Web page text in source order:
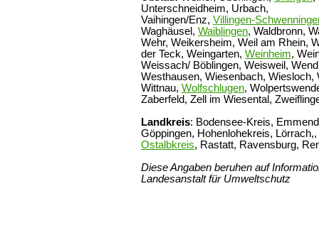
Unterschneidheim, Urbach,
Vaihingen/Enz, Villingen-
Waghäusel, Waiblingen, Waldbronn,
Wehr, Weikersheim, Weil am Rhein,
der Teck, Weingarten, Weinheim,
Weissach/ Böblingen, Weisweil,
Westhausen, Wiesenbach, Wiesloch,
Wittnau, Wolfschlugen,
Zaberfeld, Zell im Wiesental,
Landkreis: Bodensee-Kreis,
Göppingen, Hohenlohekreis, Lörrach,,
Ostalbkreis, Rastatt, Ravensburg,
Diese Angaben beruhen auf
Landesanstalt für Umweltschutz